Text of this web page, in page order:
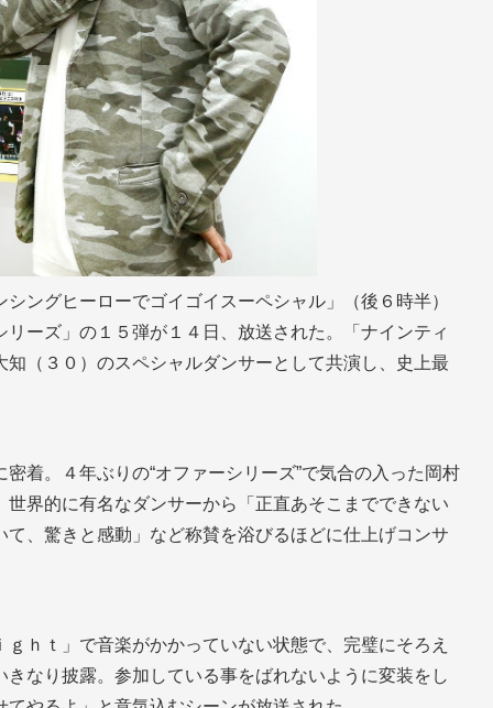
ングヒーローでゴイゴイスーペシャル」（後６時半）
ーズ」の１５弾が１４日、放送された。「ナインティ
（３０）のスペシャルダンサーとして共演し、史上最
着。４年ぶりの“オファーシリーズ”で気合の入った岡村
界的に有名なダンサーから「正直あそこまでできない
、驚きと感動」など称賛を浴びるほどに仕上げコンサ
ｈｔ」で音楽がかかっていない状態で、完璧にそろえ
なり披露。参加している事をばれないように変装をし